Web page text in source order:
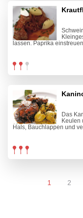
lassen. Paprika
Das
Keulen
Hals, Bauchlappen und
1 2